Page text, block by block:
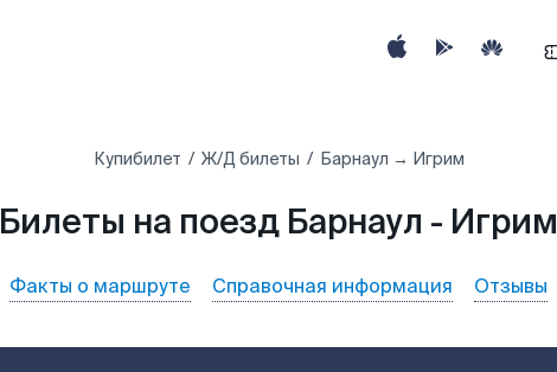
Купибилет Ж/Д билеты Барнаул → Игрим
Билеты на поезд Барнаул - Игрим
Факты о маршруте Справочная информация Отзывы